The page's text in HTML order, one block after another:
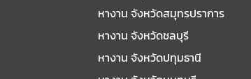
หางาน จังหวัดสมุทรปราการ
หางาน จังหวัดชลบุรี
หางาน จังหวัดปทุมธานี